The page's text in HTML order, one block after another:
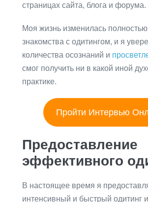
страницах сайта, блога и форума.
Моя жизнь изменилась
знакомства с одитингом, и я
количества осознаний и
смог получить ни в какой иной
практике.
Пройти Интервью
Предоставление
эффективного
В настоящее время я
интенсивный и быстрый одитинг